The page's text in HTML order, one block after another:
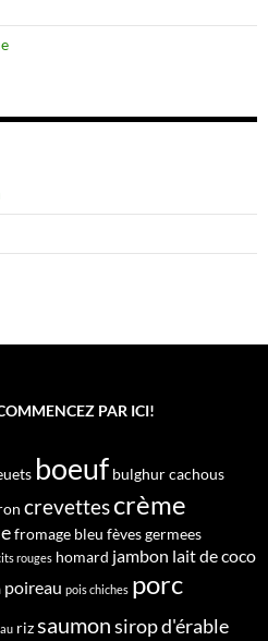
PAR ICI!
boeuf bulghurcachous
crevettescrème
fromage bleu fèves germees
rouges homard jambon lait de coco
poireau pois chiches porc
rizsaumonsirop d'érable